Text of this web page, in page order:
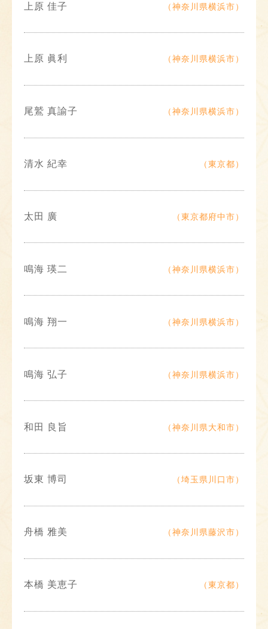
上原 佳子 （神奈川県横浜市）
上原 眞利 （神奈川県横浜市）
尾鷲 真諭子 （神奈川県横浜市）
清水 紀幸 （東京都）
太田 廣 （東京都府中市）
鳴海 瑛二 （神奈川県横浜市）
鳴海 翔一 （神奈川県横浜市）
鳴海 弘子 （神奈川県横浜市）
和田 良旨 （神奈川県大和市）
坂東 博司 （埼玉県川口市）
舟橋 雅美 （神奈川県藤沢市）
本橋 美恵子 （東京都）